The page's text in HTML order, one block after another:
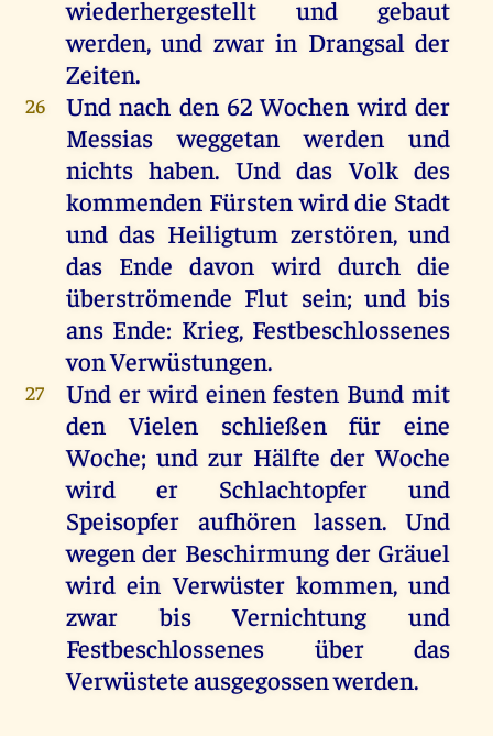
wiederhergestellt und
gebaut
werden,und zwar in Drangsal der
Zeiten.
26 Und nach den62Wochen wird der
Messiasweggetan werden
und
nichts haben. Und das Volk des
kommenden Fürsten wird die Stadt
und das Heiligtum zerstören,und
das Ende davon wird durch die
überströmende Flut sein; und bis
ans Ende: Krieg, Festbeschlossenes
vonVerwüstungen.
27 Und er wird einen festen Bund mit
den
Vielen schließen für
eine
Woche; und zur Hälfte der Woche
wird
er Schlachtopfer
und
Speisopfer aufhören lassen.Und
wegen der Beschirmung derGräuel
wird ein Verwüster kommen,und
zwar
bisVernichtungund
Festbeschlossenes über
das
Verwüsteteausgegossenwerden.